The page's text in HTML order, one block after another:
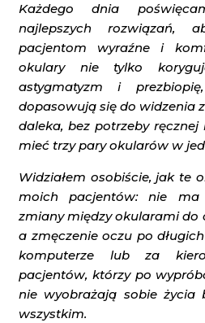
Każdego dnia
najlepszych rozwiązań,
pacjentom wyraźne i
okulary nie tylko
astygmatyzm i
dopasowują się do widzenia
daleka, bez potrzeby
mieć trzy pary okularów w
Widziałem osobiście, jak te
moich pacjentów: nie ma
zmiany między okularami do
a zmęczenie oczu po
komputerze lub za
pacjentów, którzy po
nie wyobrażają sobie
wszystkim.